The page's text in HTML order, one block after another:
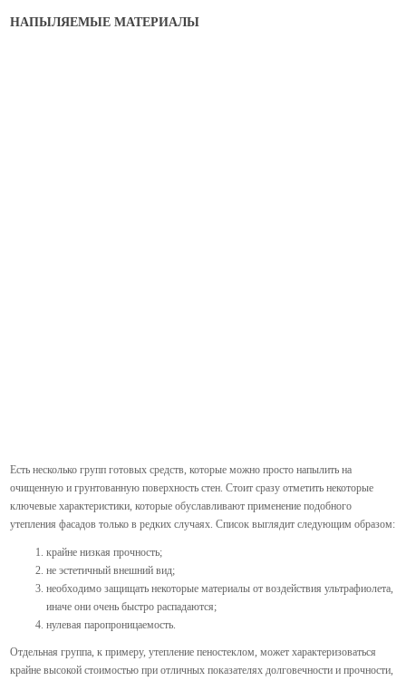
НАПЫЛЯЕМЫЕ МАТЕРИАЛЫ
Есть несколько групп готовых средств, которые можно просто напылить на
очищенную и грунтованную поверхность стен. Стоит сразу отметить некоторые
ключевые характеристики, которые обуславливают применение подобного
утепления фасадов только в редких случаях. Список выглядит следующим образом:
крайне низкая прочность;
не эстетичный внешний вид;
необходимо защищать некоторые материалы от воздействия ультрафиолета,
иначе они очень быстро распадаются;
нулевая паропроницаемость.
Отдельная группа, к примеру, утепление пеностеклом, может характеризоваться
крайне высокой стоимостью при отличных показателях долговечности и прочности,